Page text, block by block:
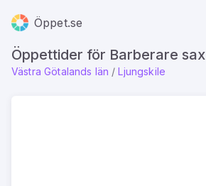
Öppet.se
Öppettider för Barberare sax
Västra Götalands län / Ljungskile